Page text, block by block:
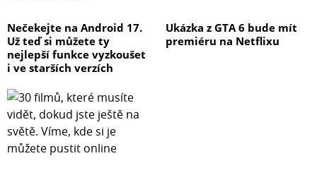
Nečekejte na Android 17.
Už teď si můžete ty
nejlepší funkce vyzkoušet
i ve starších verzích
Ukázka z GTA 6 bude mít
premiéru na Netflixu